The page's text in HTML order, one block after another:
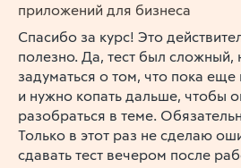
приложений для бизнеса
Cпасибо за курс! Это
полезно. Да, тест был сложный,
задуматься о том, что пока еще
и нужно копать дальше, чтобы
разобраться в теме.
Только в этот раз не сделаю
сдавать тест вечером после